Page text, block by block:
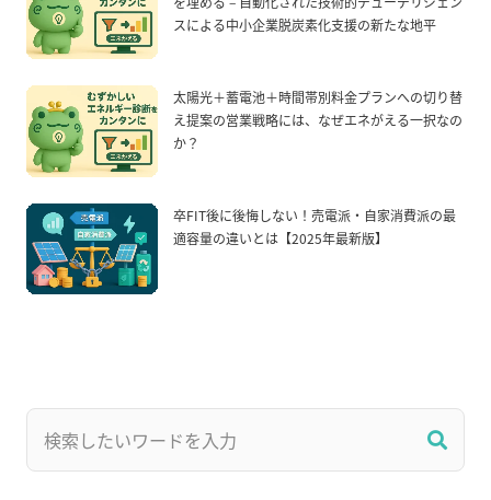
スによる中小企業脱炭素化支援の新たな地平
太陽光＋蓄電池＋時間帯別料金プランへの切り替
え提案の営業戦略には、なぜエネがえる一択なの
か？
卒FIT後に後悔しない！売電派・自家消費派の最
適容量の違いとは【2025年最新版】